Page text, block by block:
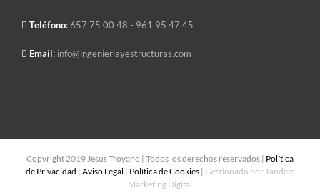
Teléfono:657 75 00 48 - 961 95 47 45
Email: info@ingenieriayestructuras.com
Copyright 2019 Jesus Troyano | Todos los derechos reservados | Política
de Privacidad | Aviso Legal | Política de Cookies | Gestionado por Tandem
Marketing Digital